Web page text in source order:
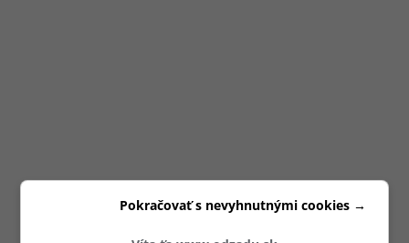
Pokračovať s nevyhnutnými cookies →